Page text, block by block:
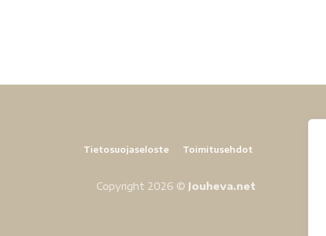
Tietosuojaseloste Toimitusehdot
Copyright 2026 © Jouheva.net